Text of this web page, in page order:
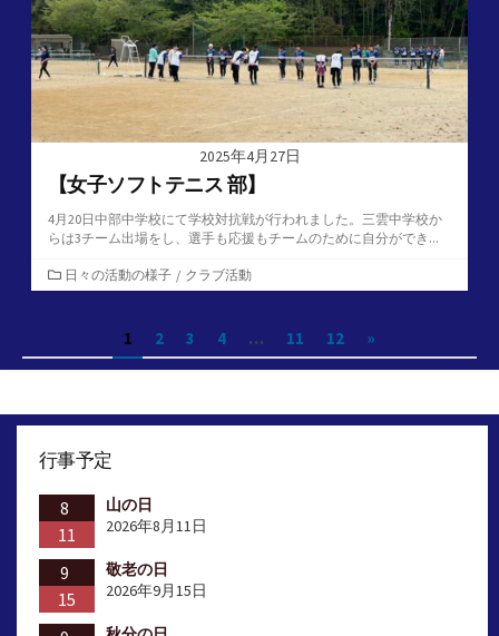
2025年4月27日
【女子ソフトテニス 部】
4月20日中部中学校にて学校対抗戦が行われました。三雲中学校か
らは3チーム出場をし、選手も応援もチームのために自分ができ...
カ
テ
ー
日々の活動の様子 / クラブ活動
稿
ー
送
り
1 2 3 4 … 11 12 »
行事予定
8
11
山の日
2026年8月11日
9
15
敬老の日
2026年9月15日